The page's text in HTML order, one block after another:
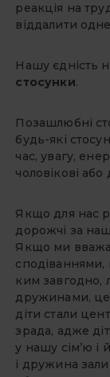
реакція на
віддалити
Нашу єдність
стосунки.
Позашлюбні
будь-які
час, увагу,
чоловікові або
Якщо для нас
дорожчі за
Якщо ми
ким завгодно,
дружинами,
діти стали
зрада, адже
у нашу сім’ю і
і дружина